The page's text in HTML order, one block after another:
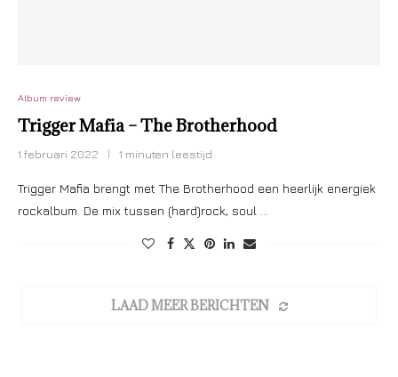
Album review
Trigger Mafia – The Brotherhood
1 februari 2022 1 minuten leestijd
Trigger Mafia brengt met The Brotherhood een heerlijk energiek
rockalbum. De mix tussen (hard)rock, soul …
LAAD MEER BERICHTEN